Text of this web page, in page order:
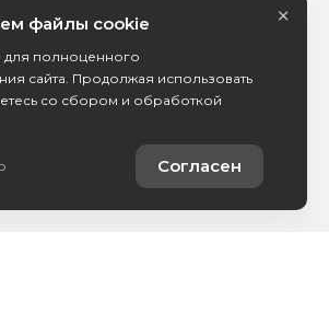
файлы cookie
полноценного
сайта. Продолжая использовать
со сбором и обработкой
Согласен
×